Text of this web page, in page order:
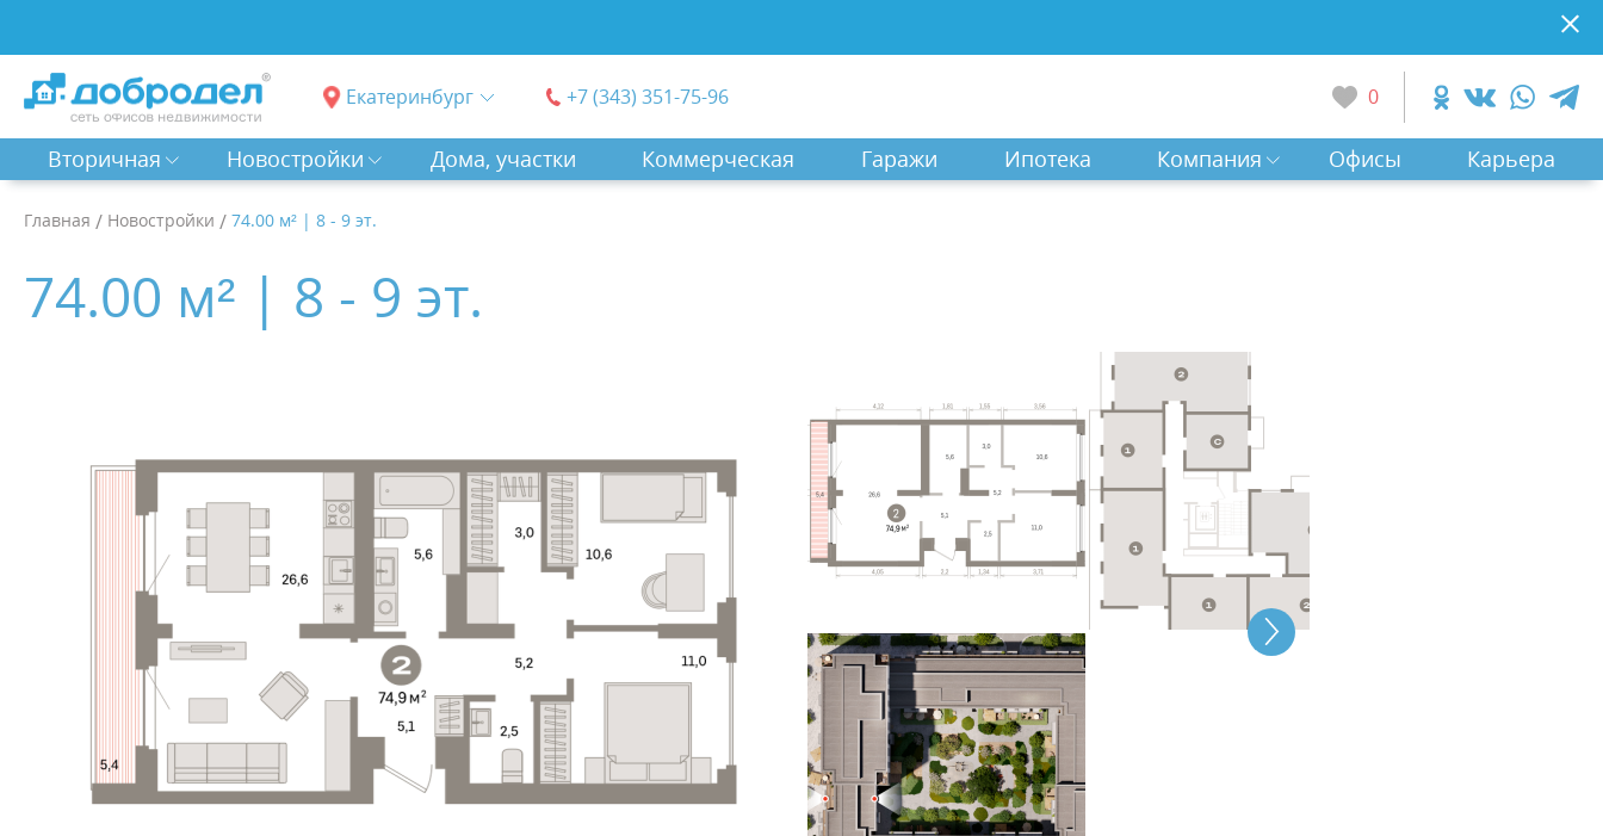
Екатеринбург +7 (343) 351-75-96 0
Вторичная Новостройки Дома, участки Коммерческая Гаражи Ипотека Компания Офисы Карьера
Главная / Новостройки / 74.00 м² | 8 - 9 эт.
74.00 м² | 8 - 9 эт.